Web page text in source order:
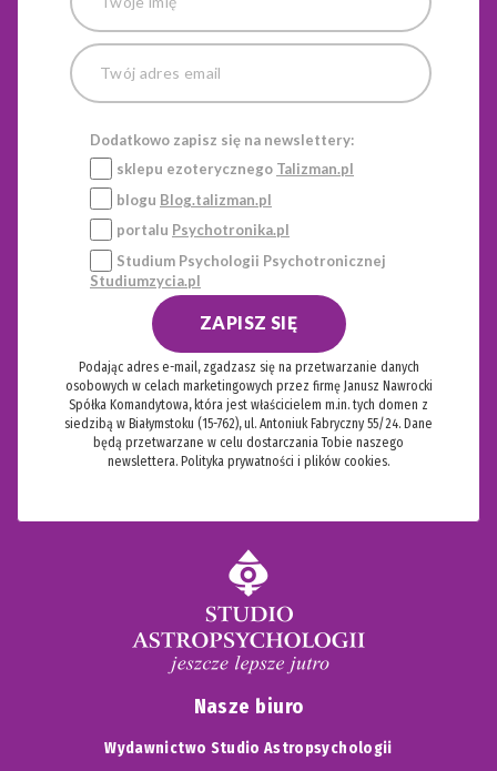
Dodatkowo zapisz się na newslettery:
sklepu ezoterycznego Talizman.pl
blogu Blog.talizman.pl
portalu Psychotronika.pl
Studium Psychologii Psychotronicznej
Studiumzycia.pl
ZAPISZ SIĘ
Podając adres e-mail, zgadzasz się na przetwarzanie danych
osobowych w celach marketingowych przez firmę Janusz Nawrocki
Spółka Komandytowa, która jest właścicielem m.in. tych domen z
siedzibą w Białymstoku (15-762), ul. Antoniuk Fabryczny 55/24. Dane
będą przetwarzane w celu dostarczania Tobie naszego
newslettera. Polityka prywatności i plików cookies.
Nasze biuro
Wydawnictwo Studio Astropsychologii